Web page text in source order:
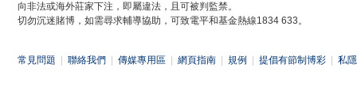
向非法或海外莊家下注，即屬違法，且可被判監禁。
切勿沉迷賭博，如需尋求輔導協助，可致電平和基金熱線1834 633。
常見問題 聯絡我們 傳媒專用區 網頁指南 規例 提倡有節制博彩 私